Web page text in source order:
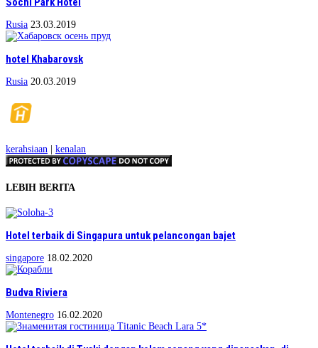
Rusia 23.03.2019
hotel Khabarovsk
Rusia 20.03.2019
kerahsiaan | kenalan
LEBIH BERITA
Hotel terbaik di Singapura untuk pelancongan bajet
singapore 18.02.2020
Budva Riviera
Montenegro 16.02.2020